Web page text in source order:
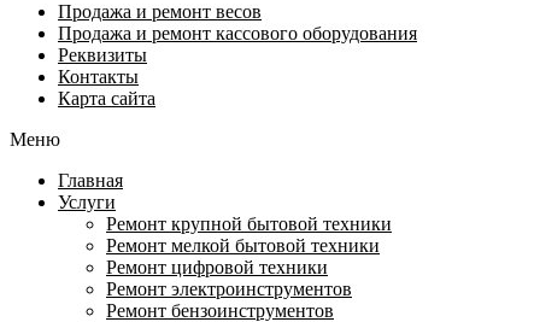
Продажа и ремонт весов
Продажа и ремонт кассового оборудования
Реквизиты
Контакты
Карта сайта
Меню
Главная
Услуги
Ремонт крупной бытовой техники
Ремонт мелкой бытовой техники
Ремонт цифровой техники
Ремонт электроинструментов​
Ремонт бензоинструментов